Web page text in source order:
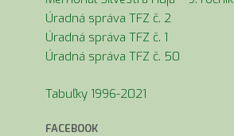
Úradná správa TFZ č. 2
Úradná správa TFZ č. 1
Úradná správa TFZ č. 50
Tabuľky 1996-2021
FACEBOOK